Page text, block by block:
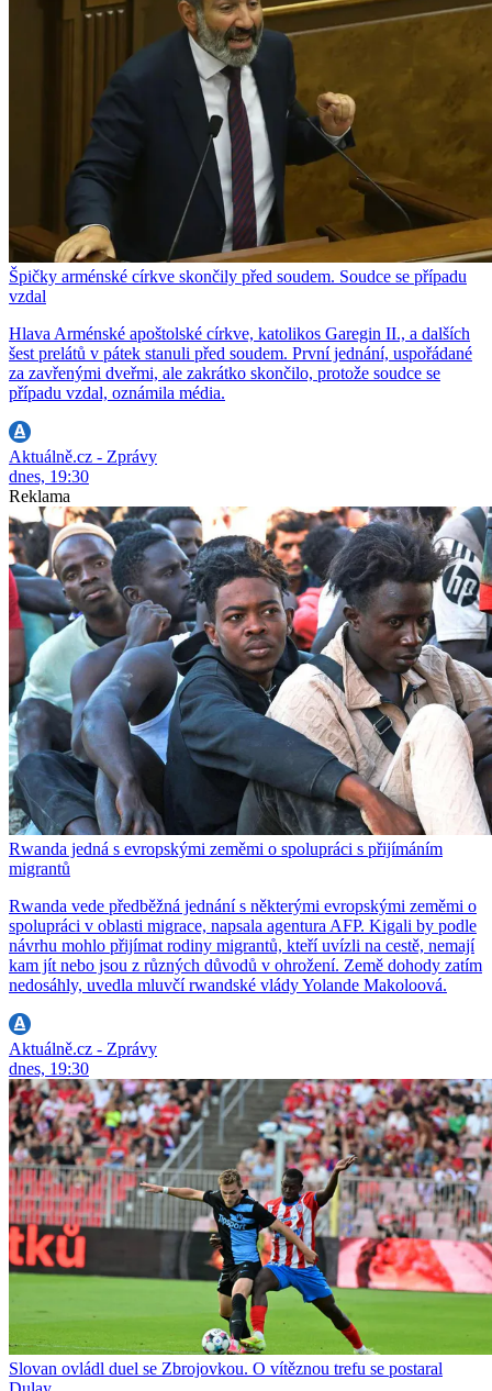
Špičky arménské církve skončily před soudem. Soudce se případu
vzdal
Hlava Arménské apoštolské církve, katolikos Garegin II., a dalších
šest prelátů v pátek stanuli před soudem. První jednání, uspořádané
za zavřenými dveřmi, ale zakrátko skončilo, protože soudce se
případu vzdal, oznámila média.
Aktuálně.cz - Zprávy
dnes, 19:30
Reklama
Rwanda jedná s evropskými zeměmi o spolupráci s přijímáním
migrantů
Rwanda vede předběžná jednání s některými evropskými zeměmi o
spolupráci v oblasti migrace, napsala agentura AFP. Kigali by podle
návrhu mohlo přijímat rodiny migrantů, kteří uvízli na cestě, nemají
kam jít nebo jsou z různých důvodů v ohrožení. Země dohody zatím
nedosáhly, uvedla mluvčí rwandské vlády Yolande Makoloová.
Aktuálně.cz - Zprávy
dnes, 19:30
Slovan ovládl duel se Zbrojovkou. O vítěznou trefu se postaral